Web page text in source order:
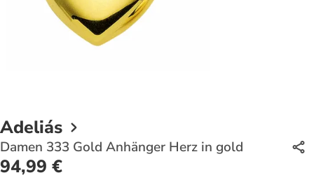
Adeliás
Damen 333 Gold Anhänger Herz in gold
94,99 €